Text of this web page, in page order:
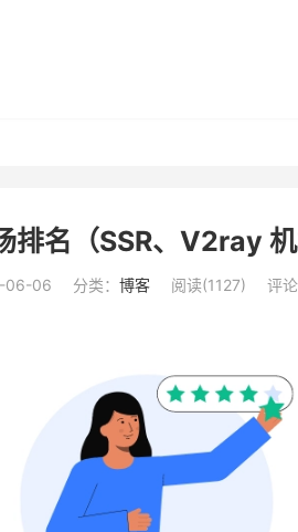
排名（SSR、V2ray 机
06-06 分类： 博客 阅读(1127) 评